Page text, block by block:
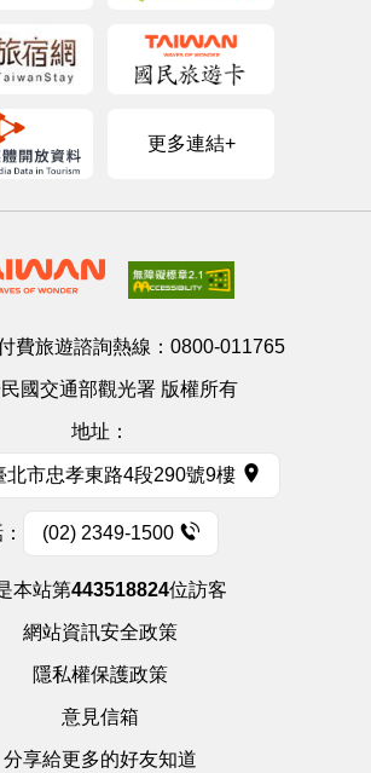
更多連結+
費旅遊諮詢熱線： 0800-011765
國交通部觀光署 版權所有
地址：
北市忠孝東路4段290號9樓
(02) 2349-1500
本站第443518824位訪客
網站資訊安全政策
隱私權保護政策
意見信箱
分享給更多的好友知道